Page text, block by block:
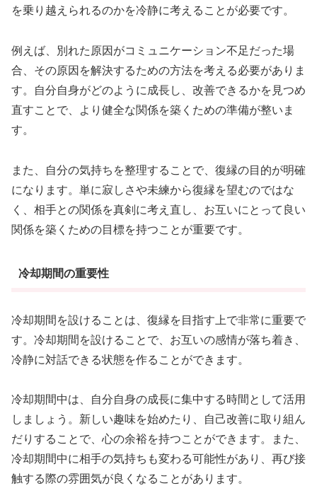
を乗り越えられるのかを冷静に考えることが必要です。
例えば、別れた原因がコミュニケーション不足だった場
合、その原因を解決するための方法を考える必要がありま
す。自分自身がどのように成長し、改善できるかを見つめ
直すことで、より健全な関係を築くための準備が整いま
す。
また、自分の気持ちを整理することで、復縁の目的が明確
になります。単に寂しさや未練から復縁を望むのではな
く、相手との関係を真剣に考え直し、お互いにとって良い
関係を築くための目標を持つことが重要です。
冷却期間の重要性
冷却期間を設けることは、復縁を目指す上で非常に重要で
す。冷却期間を設けることで、お互いの感情が落ち着き、
冷静に対話できる状態を作ることができます。
冷却期間中は、自分自身の成長に集中する時間として活用
しましょう。新しい趣味を始めたり、自己改善に取り組ん
だりすることで、心の余裕を持つことができます。また、
冷却期間中に相手の気持ちも変わる可能性があり、再び接
触する際の雰囲気が良くなることがあります。